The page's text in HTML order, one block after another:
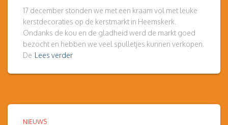
17 december stonden we met een kraam vol met leuke
kerstdecoraties op de kerstmarkt in Heemskerk.
Ondanks de kou en de gladheid werd de markt goed
bezocht en hebben we veel spulletjes kunnen verkopen.
De Lees verder
NIEUWS